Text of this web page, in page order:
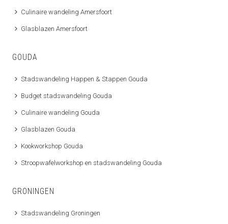
Culinaire wandeling Amersfoort
Glasblazen Amersfoort
GOUDA
Stadswandeling Happen & Stappen Gouda
Budget stadswandeling Gouda
Culinaire wandeling Gouda
Glasblazen Gouda
Kookworkshop Gouda
Stroopwafelworkshop en stadswandeling Gouda
GRONINGEN
Stadswandeling Groningen